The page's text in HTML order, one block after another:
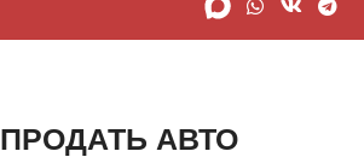
ПРОДАТЬ АВТО